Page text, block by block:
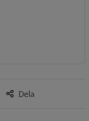
Dela